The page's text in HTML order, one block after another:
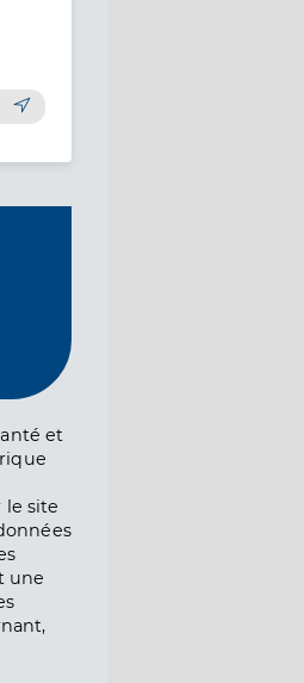
et
site
une